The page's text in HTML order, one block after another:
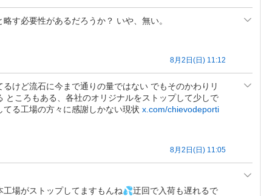
す必要性があるだろうか？ いや、無い。
8月2日(日) 11:12
けど流石に今まで通りの量ではない でもそのかわりリ
ところもある、各社のオリジナルをストップして少しで
る工場の方々に感謝しかない現状 x.com/chievodeporti
8月2日(日) 11:05
工場がストップしてますもんね💦迂回で入荷も遅れるで